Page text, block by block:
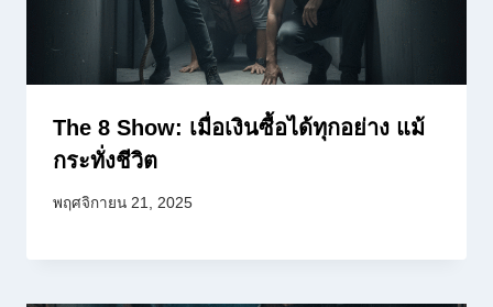
The 8 Show: เมื่อเงินซื้อได้ทุกอย่าง แม้
กระทั่งชีวิต
พฤศจิกายน 21, 2025